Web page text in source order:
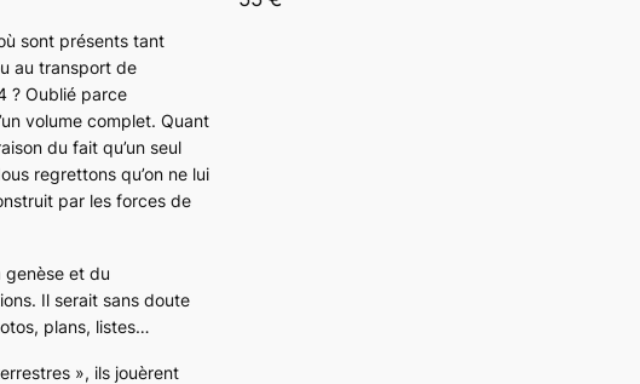
sont présents tant
au transport de
? Oublié parce
volume complet. Quant
du fait qu’un seul
regrettons qu’on ne lui
par les forces de
genèse et du
Il serait sans doute
plans, listes…
», ils jouèrent